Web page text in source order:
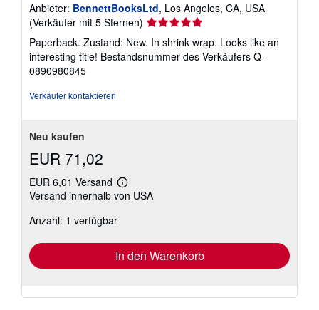
Anbieter: BennettBooksLtd, Los Angeles, CA, USA
(Verkäufer mit 5 Sternen) Verkäuferbewertung
von
5
Paperback. Zustand: New. In shrink wrap. Looks like an
interesting title! Bestandsnummer des Verkäufers Q-
0890980845
Verkäufer kontaktieren
Neu kaufen
EUR 71,02
EUR 6,01 Versand
Weitere
Informationen
Versand innerhalb von USA
Anzahl: 1 verfügbar
In den Warenkorb